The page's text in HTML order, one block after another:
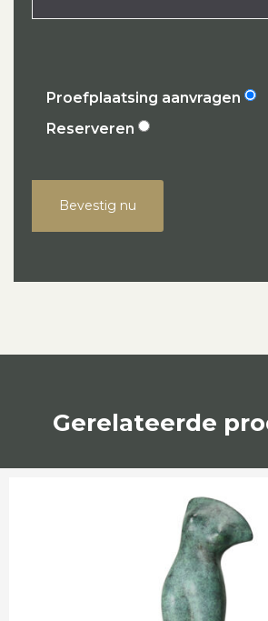
Proefplaatsing aanvragen
Reserveren
Bevestig nu
Gerelateerde